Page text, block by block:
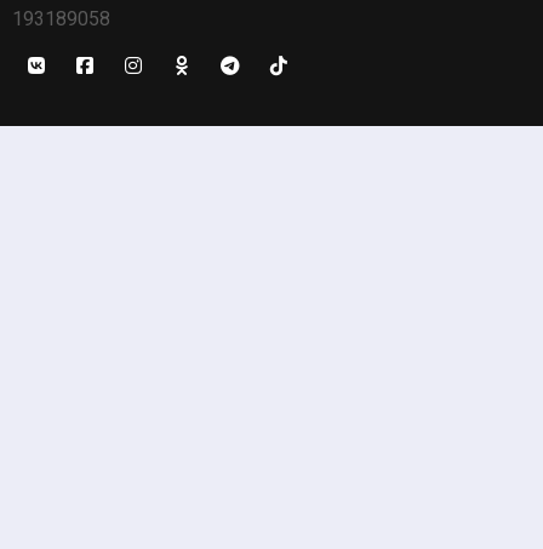
193189058